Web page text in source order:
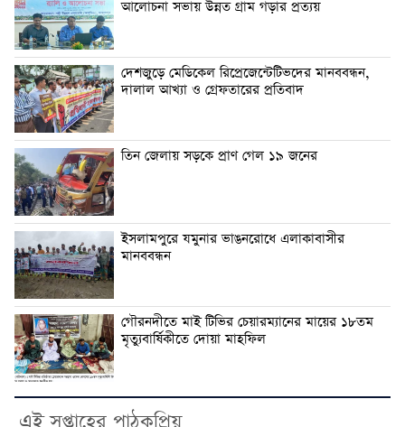
আলোচনা সভায় উন্নত গ্রাম গড়ার প্রত্যয়
দেশজুড়ে মেডিকেল রিপ্রেজেন্টেটিভদের মানববন্ধন,
দালাল আখ্যা ও গ্রেফতারের প্রতিবাদ
তিন জেলায় সড়কে প্রাণ গেল ১৯ জনের
ইসলামপুরে যমুনার ভাঙনরোধে এলাকাবাসীর
মানববন্ধন
গৌরনদীতে মাই টিভির চেয়ারম্যানের মায়ের ১৮তম
মৃত্যুবার্ষিকীতে দোয়া মাহফিল